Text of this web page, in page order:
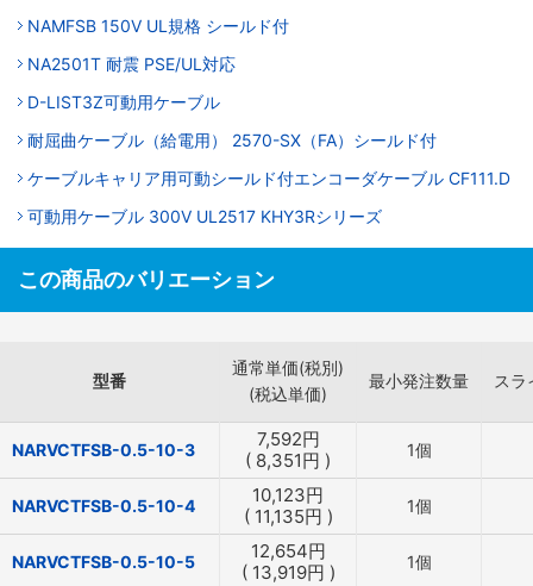
NAMFSB 150V UL規格 シールド付
NA2501T 耐震 PSE/UL対応
D-LIST3Z可動用ケーブル
耐屈曲ケーブル（給電用） 2570-SX（FA）シールド付
ケーブルキャリア用可動シールド付エンコーダケーブル CF111.D
可動用ケーブル 300V UL2517 KHY3Rシリーズ
この商品のバリエーション
型番
通常単価(税別)
(税込単価)
最小発注数量 スラ
NARVCTFSB-0.5-10-3 7,592円
( 8,351円 ) 1個
NARVCTFSB-0.5-10-4 10,123円
( 11,135円 ) 1個
NARVCTFSB-0.5-10-5 12,654円
( 13,919円 ) 1個